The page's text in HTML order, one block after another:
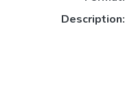
Description: